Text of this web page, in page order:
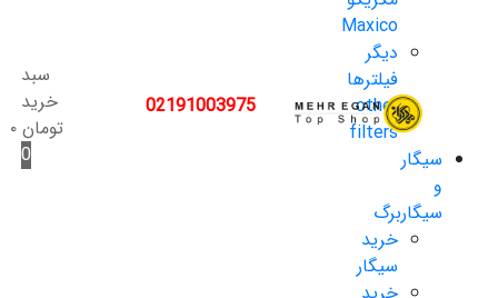
Maxico
دیگر
فیلترها
other
filters
سیگار
و
سیگاربرگ
خرید
سیگار
02191003975
سبد
خرید
تومان۰
0